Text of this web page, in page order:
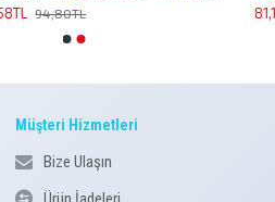
94,80TL 81,10TL
Müşteri Hizmetleri
Bize Ulaşın